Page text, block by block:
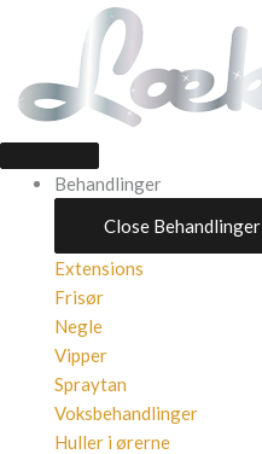
Behandlinger
Close Behandlinger
Extensions
Frisør
Negle
Vipper
Spraytan
Voksbehandlinger
Huller i ørerne